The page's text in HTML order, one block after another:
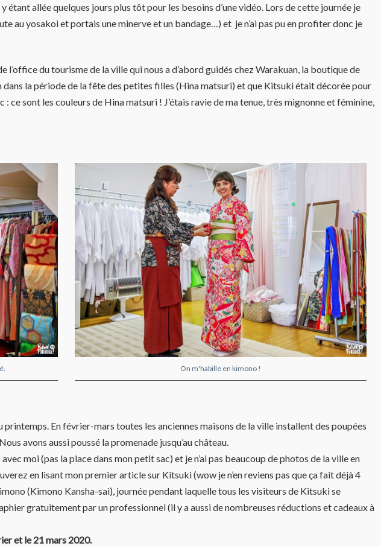
étant allée quelques jours plus tôt pour les besoins d’une vidéo. Lors de cette journée je
au yosakoi et portais une minerve et un bandage…) et je n’ai pas pu en profiter donc je
du tourisme de la ville qui nous a d’abord guidés chez Warakuan, la boutique de
la période de la fête des petites filles (Hina matsuri) et que Kitsuki était décorée pour
ce sont les couleurs de Hina matsuri ! J’étais ravie de ma tenue, très mignonne et féminine,
On m'habille en kimono !
printemps. En février-mars toutes les anciennes maisons de la ville installent des poupées
avons aussi poussé la promenade jusqu’au château.
moi (pas la place dans mon petit sac) et je n’ai pas beaucoup de photos de la ville en
en lisant mon premier article sur Kitsuki (wow je n’en reviens pas que ça fait déjà 4
(Kimono Kansha-sai), journée pendant laquelle tous les visiteurs de Kitsuki se
gratuitement par un professionnel (il y a aussi de nombreuses réductions et cadeaux à
et le 21 mars 2020.